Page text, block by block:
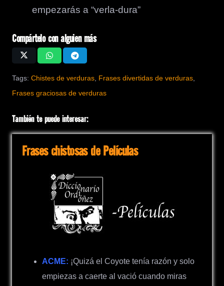
empezarás a “verla-dura”
Compártelo con alguien más
Tags: Chistes de verduras Frases divertidas de verduras
Frases graciosas de verduras
También te puede interesar:
Frases chistosas de Películas
ACME: ¡Quizá el Coyote tenía razón y solo
empiezas a caerte al vació cuando miras